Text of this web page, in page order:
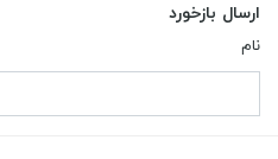
ارسال بازخورد
نام